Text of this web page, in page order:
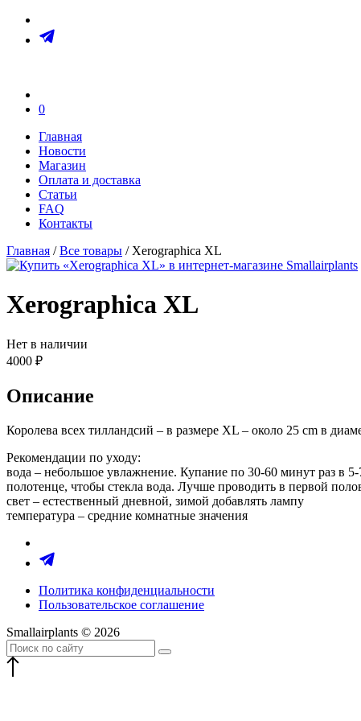
0
Главная
Новости
Магазин
Оплата и доставка
Статьи
FAQ
Контакты
Главная /Все товары / Xerographica XL
Xerographica XL
Нет в наличии
4000 ₽
Описание
Королева всех тилландсий – в размере XL – около 25 cm в
Рекомендации по уходу:
вода – небольшое увлажнение. Купание по 30-60 минут раз в
полотенце, чтобы стекла вода. Лучше проводить в первой
свет – естественный дневной, зимой добавлять лампу
температура – средние комнатные значения
Политика конфиденциальности
Пользовательское соглашение
Smallairplants © 2026